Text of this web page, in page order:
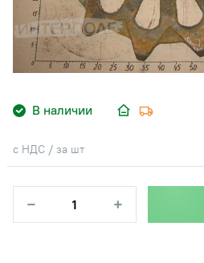
В наличии
с НДС / за шт
− +